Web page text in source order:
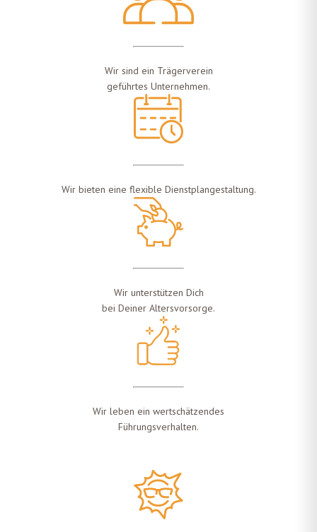
Wir sind ein Trägerverein
geführtes Unternehmen.
Wir bieten eine flexible Dienstplangestaltung.
Wir unterstützen Dich
bei Deiner Altersvorsorge.
Wir leben ein wertschätzendes
Führungsverhalten.